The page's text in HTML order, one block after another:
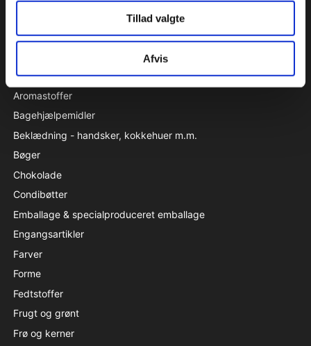
Tillad valgte
Afvis
Aluminiumsforme
Aromastoffer
Bagehjælpemidler
Beklædning - handsker, kokkehuer m.m.
Bøger
Chokolade
Condibøtter
Emballage & specialproduceret emballage
Engangsartikler
Farver
Forme
Fedtstoffer
Frugt og grønt
Frø og kerner